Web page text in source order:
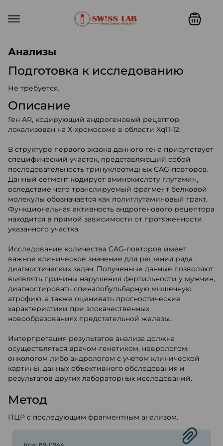
Анализы
Подготовка к исследованию
Не требуется.
Описание
Ген AR, кодирующий андрогеновый рецептор,
локализован на Х-хромосоме в области Xq11-12.
В структуре первого экзона данного гена присутствует
специфический участок, представляющий собой
последовательность тринуклеотидных CAG-повторов.
Данный сегмент кодирует аминокислоту глутамин,
вследствие чего транслируемый фрагмент белковой
молекулы обозначается как полиглутаминовый тракт.
Функциональная активность андрогенового рецептора
находится в прямой зависимости от протяженности
указанного участка.
Исследование количества CAG-повторов имеет
важное клиническое значение для решения ряда
диагностических задач. Полученные данные позволяют
выявлять причины нарушения фертильности у мужчин,
диагностировать спиналобульбарную мышечную
атрофию, а также оценивать прогностические
характеристики при злокачественных
новообразованиях предстательной железы.
Интерпретация результатов анализа должна
осуществляться врачом-генетиком, неврологом,
онкологом либо андрологом с учетом клинической
картины, данных объективного обследования и
результатов других лабораторных исследований.
Метод
ПЦР с последующим фрагментным анализом.